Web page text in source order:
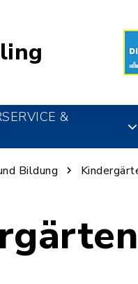
&
Bildung